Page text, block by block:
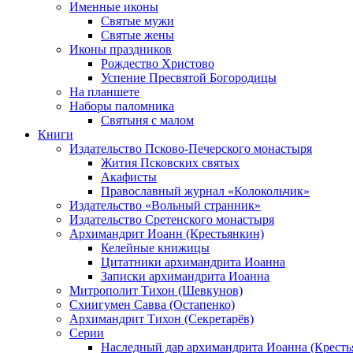
Именные иконы
Святые мужи
Святые жены
Иконы праздников
Рождество Христово
Успение Пресвятой Богородицы
На планшете
Наборы паломника
Святыня с малом
Книги
Издательство Псково-Печерского монастыря
Жития Псковских святых
Акафисты
Православный журнал «Колокольчик»
Издательство «Вольный странник»
Издательство Сретенского монастыря
Архимандрит Иоанн (Крестьянкин)
Келейные книжицы
Цитатники архимандрита Иоанна
Записки архимандрита Иоанна
Митрополит Тихон (Шевкунов)
Схиигумен Савва (Остапенко)
Архимандрит Тихон (Секретарёв)
Серии
Наследный дар архимандрита Иоанна